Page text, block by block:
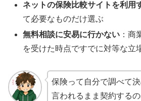
ネットの保険比較サイトを利用
て必要なものだけ選ぶ
無料相談に安易に行かない ：商
を受けた時点ですでに対等な立
保険って自分で調べて決
言われるまま契約するの